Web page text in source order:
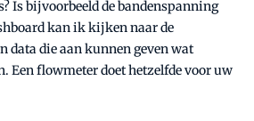
Is bijvoorbeeld de bandenspanning
kan ik kijken naar de
data die aan kunnen geven wat
Een flowmeter doet hetzelfde voor uw